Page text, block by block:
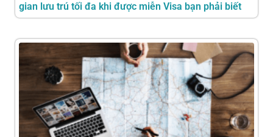
gian lưu trú tối đa khi được miễn Visa bạn phải biết